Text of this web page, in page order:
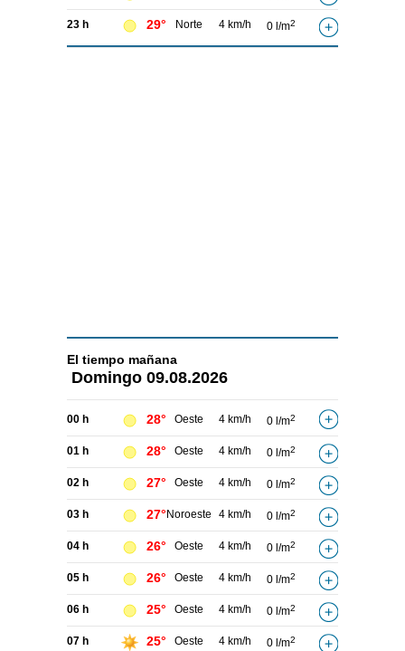
23 h 29° Norte 4 km/h 0 l/m2
El tiempo mañana
Domingo 09.08.2026
00 h 28° Oeste 4 km/h 0 l/m2
01 h 28° Oeste 4 km/h 0 l/m2
02 h 27° Oeste 4 km/h 0 l/m2
03 h 27° Noroeste 4 km/h 0 l/m2
04 h 26° Oeste 4 km/h 0 l/m2
05 h 26° Oeste 4 km/h 0 l/m2
06 h 25° Oeste 4 km/h 0 l/m2
07 h 25° Oeste 4 km/h 0 l/m2